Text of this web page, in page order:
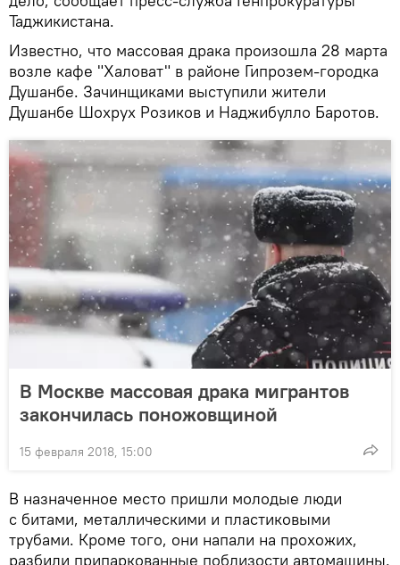
Таджикистана.
Известно, что массовая драка произошла 28 марта
возле кафе "Халоват" в районе Гипрозем-городка
Душанбе. Зачинщиками выступили жители
Душанбе Шохрух Розиков и Наджибулло Баротов.
В Москве массовая драка мигрантов
закончилась поножовщиной
15 февраля 2018, 15:00
В назначенное место пришли молодые люди
с битами, металлическими и пластиковыми
трубами. Кроме того, они напали на прохожих,
разбили припаркованные поблизости автомашины.